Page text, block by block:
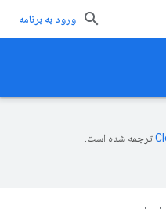
ورود به برنامه
ترجمه شده است.